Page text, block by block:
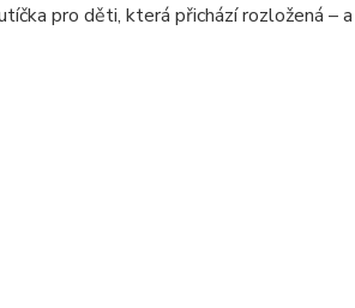
pro děti, která přichází rozložená –